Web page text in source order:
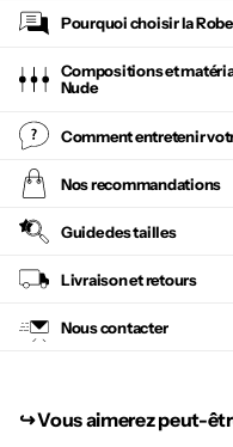
Pourquoi choisir la
Compositions et
Nude
Comment entretenir
Nos recommandations
Guide des tailles
Livraison et retours
Nous contacter
↪︎ Vous aimerez peut-